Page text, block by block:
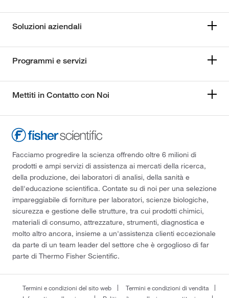
Soluzioni aziendali
Programmi e servizi
Mettiti in Contatto con Noi
Facciamo progredire la scienza offrendo oltre 6 milioni di
prodotti e ampi servizi di assistenza ai mercati della ricerca,
della produzione, dei laboratori di analisi, della sanità e
dell'educazione scientifica. Contate su di noi per una selezione
impareggiabile di forniture per laboratori, scienze biologiche,
sicurezza e gestione delle strutture, tra cui prodotti chimici,
materiali di consumo, attrezzature, strumenti, diagnostica e
molto altro ancora, insieme a un'assistenza clienti eccezionale
da parte di un team leader del settore che è orgoglioso di far
parte di Thermo Fisher Scientific.
Termini e condizioni del sito web
Termini e condizioni di vendita